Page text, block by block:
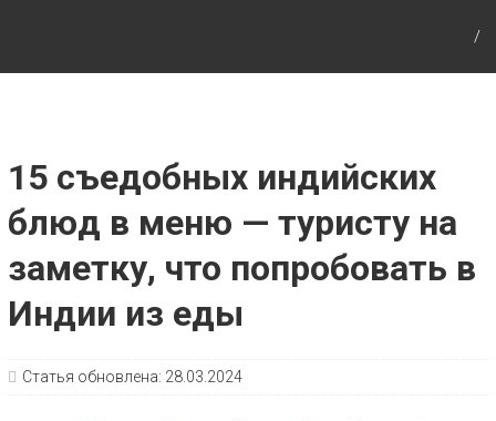
15 съедобных индийских
блюд в меню — туристу на
заметку, что попробовать в
Индии из еды
Статья обновлена: 28.03.2024